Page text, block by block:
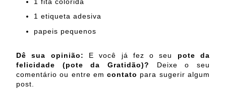
1 etiqueta adesiva
papeis pequenos
Dê sua opinião: E você já fez o seu pote da
felicidade (pote da Gratidão)?
Deixe o seu
comentário ou entre emcontato para sugerir algum
post.